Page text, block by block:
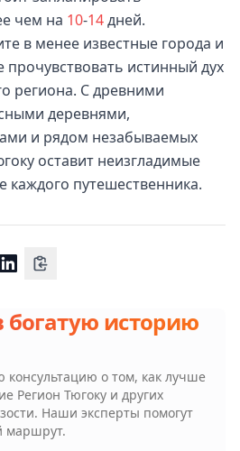
чем на 10-14дней.
в менее известные города и
прочувствовать истинный дух
региона. С древними
деревнями,
и рядом незабываемых
оставит неизгладимые
каждого путешественника.
богатую историю
консультацию о том, как лучше
Регион Тюгоку и других
Наши эксперты помогут
маршрут.